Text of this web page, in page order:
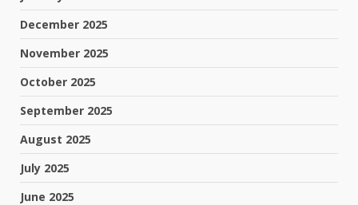
December 2025
November 2025
October 2025
September 2025
August 2025
July 2025
June 2025